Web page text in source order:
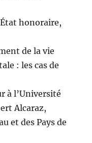
honoraire,
de la vie
: les cas de
à l’Université
Alcaraz,
et des Pays de